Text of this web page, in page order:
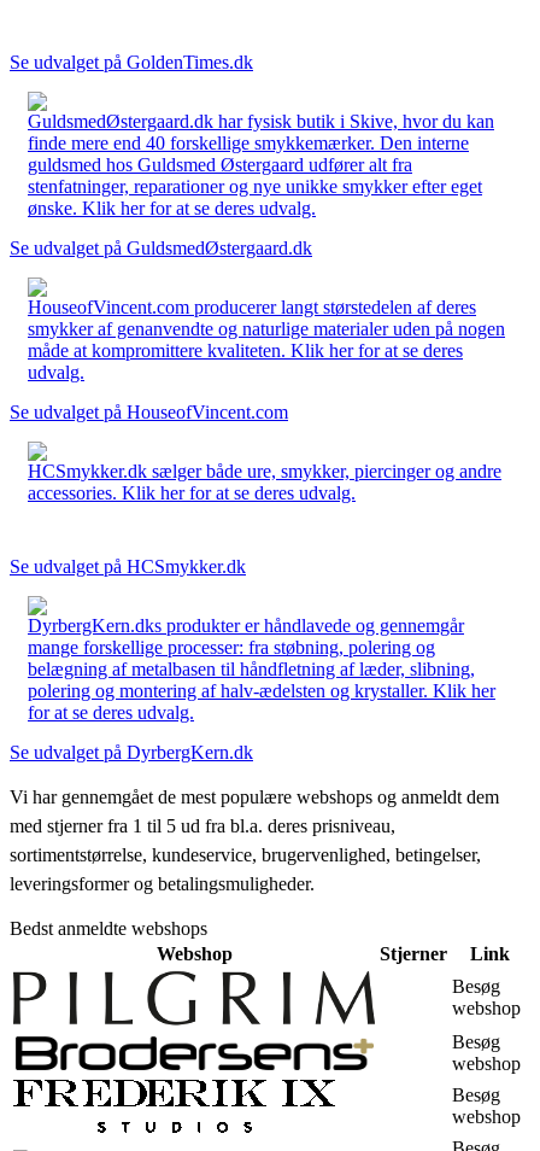
Se udvalget på GoldenTimes.dk
GuldsmedØstergaard.dk har fysisk butik i Skive, hvor du kan
finde mere end 40 forskellige smykkemærker. Den interne
guldsmed hos Guldsmed Østergaard udfører alt fra
stenfatninger, reparationer og nye unikke smykker efter eget
ønske. Klik her for at se deres udvalg.
Se udvalget på GuldsmedØstergaard.dk
HouseofVincent.com producerer langt størstedelen af deres
smykker af genanvendte og naturlige materialer uden på nogen
måde at kompromittere kvaliteten. Klik her for at se deres
udvalg.
Se udvalget på HouseofVincent.com
HCSmykker.dk sælger både ure, smykker, piercinger og andre
accessories. Klik her for at se deres udvalg.
Se udvalget på HCSmykker.dk
DyrbergKern.dks produkter er håndlavede og gennemgår
mange forskellige processer: fra støbning, polering og
belægning af metalbasen til håndfletning af læder, slibning,
polering og montering af halv-ædelsten og krystaller. Klik her
for at se deres udvalg.
Se udvalget på DyrbergKern.dk
Vi har gennemgået de mest populære webshops og anmeldt dem
med stjerner fra 1 til 5 ud fra bl.a. deres prisniveau,
sortimentstørrelse, kundeservice, brugervenlighed, betingelser,
leveringsformer og betalingsmuligheder.
Bedst anmeldte webshops
Webshop
Stjerner
Link
Besøg
webshop
Besøg
webshop
Besøg
webshop